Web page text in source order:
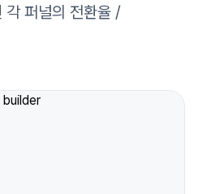
각 퍼널의 전환율 /